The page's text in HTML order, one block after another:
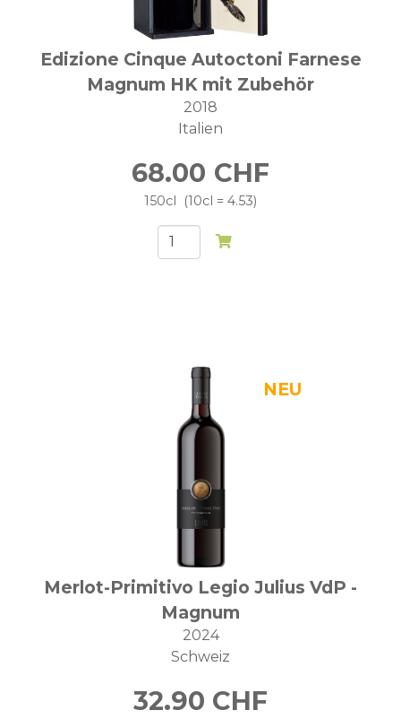
Edizione Cinque Autoctoni Farnese
Magnum HK mit Zubehör
2018
Italien
68.00 CHF
150cl 10cl = 4.53
Merlot-Primitivo Legio Julius VdP -
Magnum
2024
Schweiz
32.90 CHF